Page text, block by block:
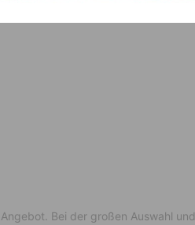
Bei der großen Auswahl und